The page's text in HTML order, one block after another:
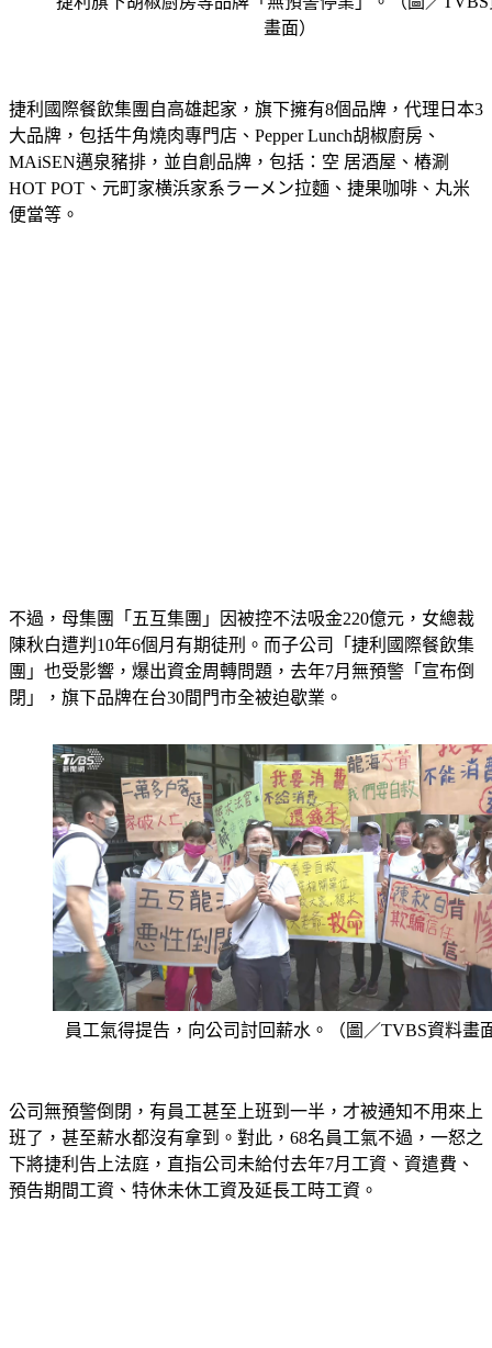
大品牌，包括牛角燒肉專門店、Pepper Lunch胡椒廚房、
MAiSEN邁泉豬排，並自創品牌，包括：空 居酒屋、樁涮
HOT POT、元町家横浜家系ラーメン拉麵、捷果咖啡、丸米
便當等。
陳秋白遭判10年6個月有期徒刑。而子公司「捷利國際餐飲集
團」也受影響，爆出資金周轉問題，去年7月無預警「宣布倒
閉」，旗下品牌在台30間門市全被迫歇業。
員工氣得提告，向公司討回薪水。（圖／TVBS資料畫
班了，甚至薪水都沒有拿到。對此，68名員工氣不過，一怒之
下將捷利告上法庭，直指公司未給付去年7月工資、資遣費、
預告期間工資、特休未休工資及延長工時工資。